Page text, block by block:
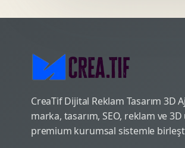
CreaTif Dijital Reklam Tasarım 3D
marka, tasarım, SEO, reklam ve
premium kurumsal sistemle